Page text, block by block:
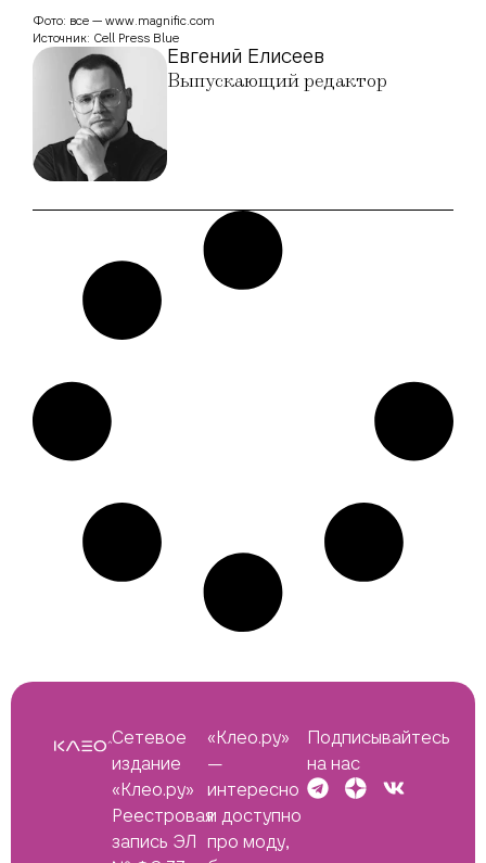
Евгений Елисеев
Выпускающий редактор
Фото: все — www.magnific.com
Источник: Cell Press Blue
Сетевое
издание
«Клео.ру»
Реестровая
запись ЭЛ
«Клео.ру»
—
интересно
и доступно
про моду,
Подписывайтесь
на нас